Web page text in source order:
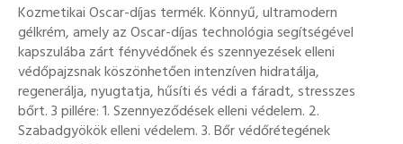
Kozmetikai Oscar-díjas termék. Könnyű, ultramodern
gélkrém, amely az Oscar-díjas technológia segítségével
kapszulába zárt fényvédőnek és szennyezések elleni
védőpajzsnak köszönhetően intenzíven hidratálja,
regenerálja, nyugtatja, hűsíti és védi a fáradt, stresszes
bőrt. 3 pillére: 1. Szennyeződések elleni védelem. 2.
Szabadgyökök elleni védelem. 3. Bőr védőrétegének